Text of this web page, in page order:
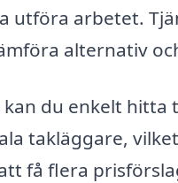
utföra arbetet.
alternativ
du enkelt
takläggare,
få flera